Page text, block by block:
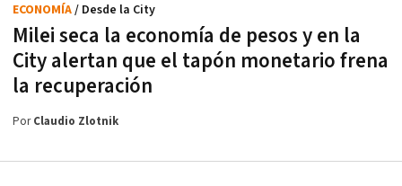
Milei seca la economía de pesos y en la
City alertan que el tapón monetario frena
la recuperación
ECONOMÍA/ Desde la City
PorClaudio Zlotnik